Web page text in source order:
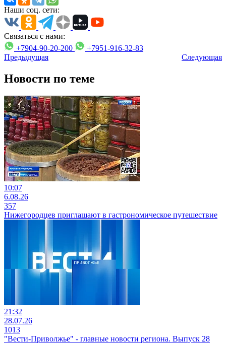
Наши соц. сети:
Связаться с нами:
+7904-90-20-200
+7951-916-32-83
Предыдущая
Следующая
Новости по теме
10:07
6.08.26
357
Нижегородцев приглашают в гастрономическое путешествие
21:32
28.07.26
1013
"Вести-Приволжье" - главные новости региона. Выпуск 28